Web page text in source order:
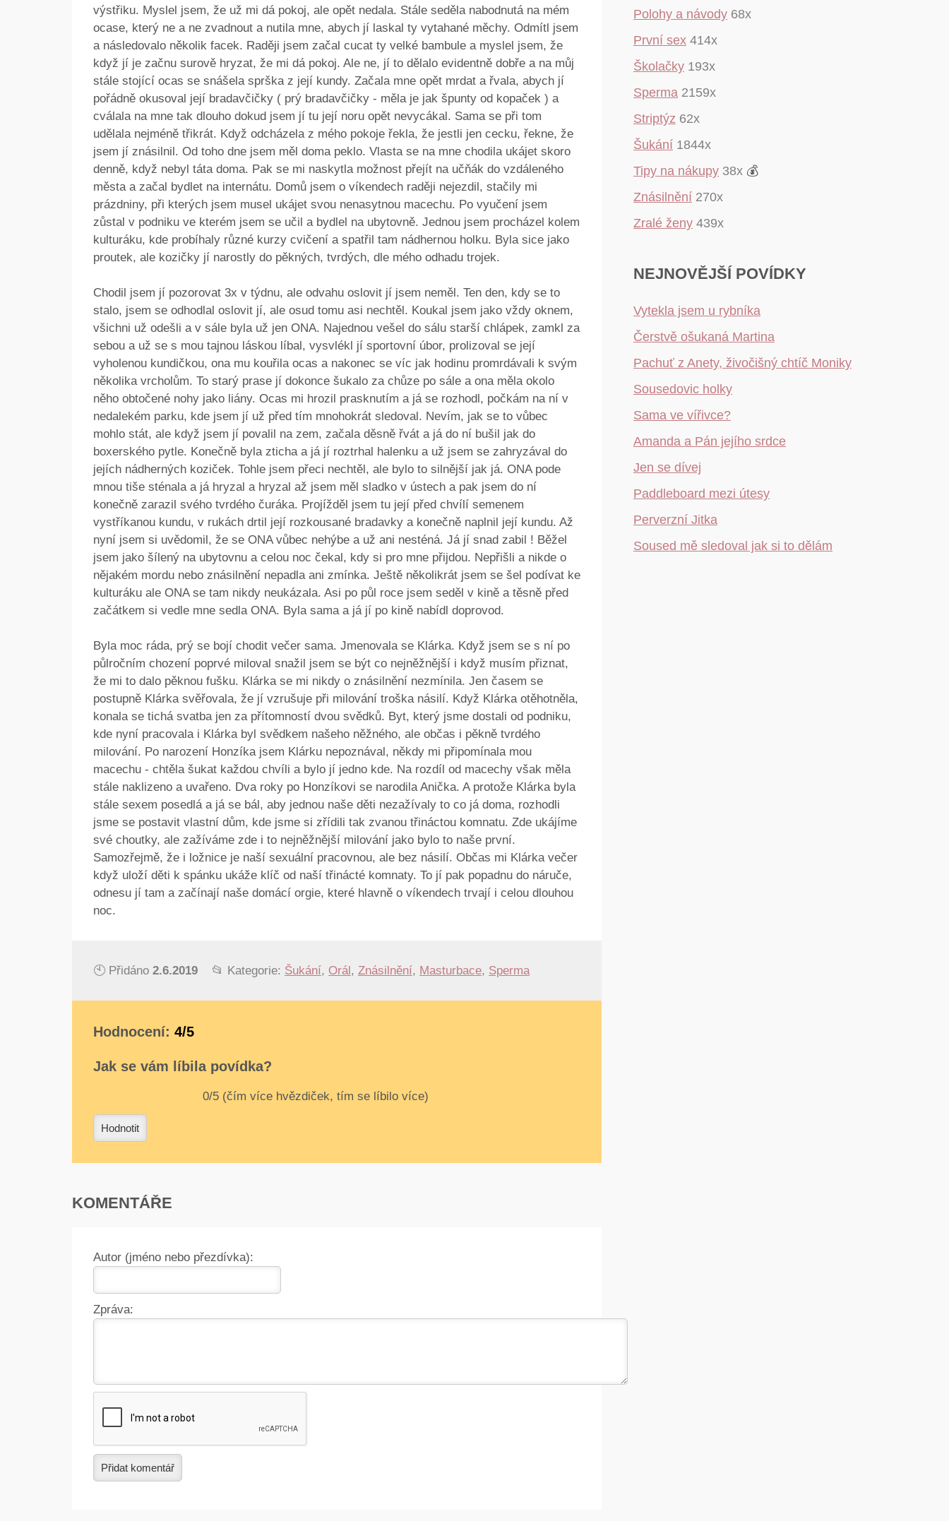
výstřiku. Myslel jsem, že už mi dá pokoj, ale opět nedala. Stále seděla nabodnutá na mém
ocase, který ne a ne zvadnout a nutila mne, abych jí laskal ty vytahané měchy. Odmítl jsem
a následovalo několik facek. Raději jsem začal cucat ty velké bambule a myslel jsem, že
když jí je začnu surově hryzat, že mi dá pokoj. Ale ne, jí to dělalo evidentně dobře a na můj
stále stojící ocas se snášela sprška z její kundy. Začala mne opět mrdat a řvala, abych jí
pořádně okusoval její bradavčičky ( prý bradavčičky - měla je jak špunty od kopaček ) a
cválala na mne tak dlouho dokud jsem jí tu její noru opět nevycákal. Sama se při tom
udělala nejméně třikrát. Když odcházela z mého pokoje řekla, že jestli jen cecku, řekne, že
jsem jí znásilnil. Od toho dne jsem měl doma peklo. Vlasta se na mne chodila ukájet skoro
denně, když nebyl táta doma. Pak se mi naskytla možnost přejít na učňák do vzdáleného
města a začal bydlet na internátu. Domů jsem o víkendech raději nejezdil, stačily mi
prázdniny, při kterých jsem musel ukájet svou nenasytnou macechu. Po vyučení jsem
zůstal v podniku ve kterém jsem se učil a bydlel na ubytovně. Jednou jsem procházel kolem
kulturáku, kde probíhaly různé kurzy cvičení a spatřil tam nádhernou holku. Byla sice jako
proutek, ale kozičky jí narostly do pěkných, tvrdých, dle mého odhadu trojek.
Chodil jsem jí pozorovat 3x v týdnu, ale odvahu oslovit jí jsem neměl. Ten den, kdy se to
stalo, jsem se odhodlal oslovit jí, ale osud tomu asi nechtěl. Koukal jsem jako vždy oknem,
všichni už odešli a v sále byla už jen ONA. Najednou vešel do sálu starší chlápek, zamkl za
sebou a už se s mou tajnou láskou líbal, vysvlékl jí sportovní úbor, prolizoval se její
vyholenou kundičkou, ona mu kouřila ocas a nakonec se víc jak hodinu promrdávali k svým
několika vrcholům. To starý prase jí dokonce šukalo za chůze po sále a ona měla okolo
něho obtočené nohy jako liány. Ocas mi hrozil prasknutím a já se rozhodl, počkám na ní v
nedalekém parku, kde jsem jí už před tím mnohokrát sledoval. Nevím, jak se to vůbec
mohlo stát, ale když jsem jí povalil na zem, začala děsně řvát a já do ní bušil jak do
boxerského pytle. Konečně byla zticha a já jí roztrhal halenku a už jsem se zahryzával do
jejích nádherných koziček. Tohle jsem přeci nechtěl, ale bylo to silnější jak já. ONA pode
mnou tiše sténala a já hryzal a hryzal až jsem měl sladko v ústech a pak jsem do ní
konečně zarazil svého tvrdého čuráka. Projížděl jsem tu její před chvílí semenem
vystříkanou kundu, v rukách drtil její rozkousané bradavky a konečně naplnil její kundu. Až
nyní jsem si uvědomil, že se ONA vůbec nehýbe a už ani nesténá. Já jí snad zabil ! Běžel
jsem jako šílený na ubytovnu a celou noc čekal, kdy si pro mne přijdou. Nepřišli a nikde o
nějakém mordu nebo znásilnění nepadla ani zmínka. Ještě několikrát jsem se šel podívat ke
kulturáku ale ONA se tam nikdy neukázala. Asi po půl roce jsem seděl v kině a těsně před
začátkem si vedle mne sedla ONA. Byla sama a já jí po kině nabídl doprovod.
Byla moc ráda, prý se bojí chodit večer sama. Jmenovala se Klárka. Když jsem se s ní po
půlročním chození poprvé miloval snažil jsem se být co nejněžnější i když musím přiznat,
že mi to dalo pěknou fušku. Klárka se mi nikdy o znásilnění nezmínila. Jen časem se
postupně Klárka svěřovala, že jí vzrušuje při milování troška násilí. Když Klárka otěhotněla,
konala se tichá svatba jen za přítomností dvou svědků. Byt, který jsme dostali od podniku,
kde nyní pracovala i Klárka byl svědkem našeho něžného, ale občas i pěkně tvrdého
milování. Po narození Honzíka jsem Klárku nepoznával, někdy mi připomínala mou
macechu - chtěla šukat každou chvíli a bylo jí jedno kde. Na rozdíl od macechy však měla
stále naklizeno a uvařeno. Dva roky po Honzíkovi se narodila Anička. A protože Klárka byla
stále sexem posedlá a já se bál, aby jednou naše děti nezažívaly to co já doma, rozhodli
jsme se postavit vlastní dům, kde jsme si zřídili tak zvanou třináctou komnatu. Zde ukájíme
své choutky, ale zažíváme zde i to nejněžnější milování jako bylo to naše první.
Samozřejmě, že i ložnice je naší sexuální pracovnou, ale bez násilí. Občas mi Klárka večer
když uloží děti k spánku ukáže klíč od naší třinácté komnaty. To jí pak popadnu do náruče,
odnesu jí tam a začínají naše domácí orgie, které hlavně o víkendech trvají i celou dlouhou
noc.
🕙 Přidáno 2.6.2019 📂 Kategorie: Šukání, Orál, Znásilnění, Masturbace, Sperma
Hodnocení: 4/5
Jak se vám líbila povídka?
Hodnotit
KOMENTÁŘE
Autor (jméno nebo přezdívka):
Zpráva:
Přidat komentář
Polohy a návody 68x
První sex 414x
Školačky 193x
Sperma 2159x
Striptýz 62x
Šukání 1844x
Tipy na nákupy 38x 💰
Znásilnění 270x
Zralé ženy 439x
NEJNOVĚJŠÍ POVÍDKY
Vytekla jsem u rybníka
Čerstvě ošukaná Martina
Pachuť z Anety, živočišný chtíč Moniky
Sousedovic holky
Sama ve vířivce?
Amanda a Pán jejího srdce
Jen se dívej
Paddleboard mezi útesy
Perverzní Jitka
Soused mě sledoval jak si to dělám